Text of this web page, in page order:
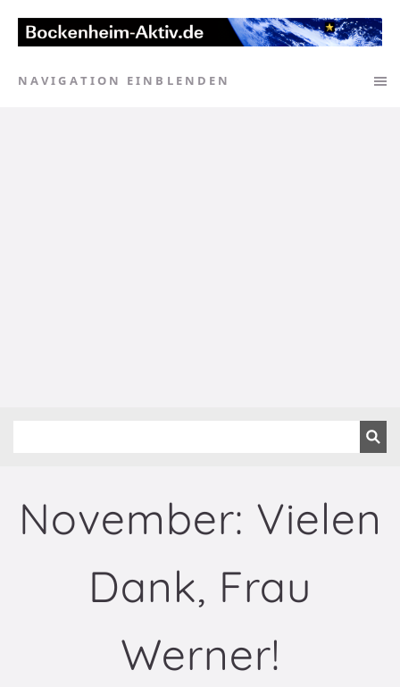
NAVIGATION EINBLENDEN
November: Vielen
Dank, Frau
Werner!